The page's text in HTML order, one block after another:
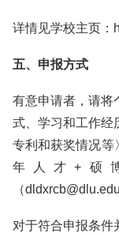
详情见学校主页：
五、申报方式
有意申请者，请将
式、学习和工作经
专利和获奖情况等
年人才+硕
（
对于符合申报条件